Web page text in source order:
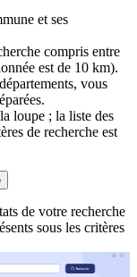
et ses
compris entre
est de 10 km).
vous
loupe ; la liste des
de recherche est
de votre recherche
sous les critères